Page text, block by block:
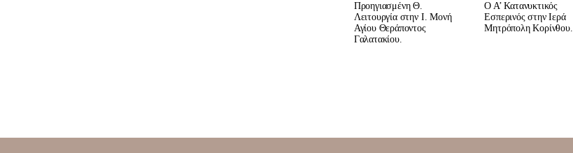
Προηγιασμένη Θ.
Λειτουργία στην Ι. Μονή
Αγίου Θεράποντος
Γαλατακίου.
Ο Α’ Κατανυκτικός
Εσπερινός στην Ιερά
Μητρόπολη Κορίνθου.